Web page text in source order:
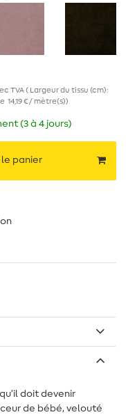
TVA( Largeur du tissu (cm):
14,19 € / mètre(s))
(3 à 4 jours)
le panier
doit devenir
de bébé, velouté